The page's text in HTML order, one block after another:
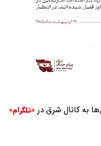
به کانال شرق در «تلگرام»